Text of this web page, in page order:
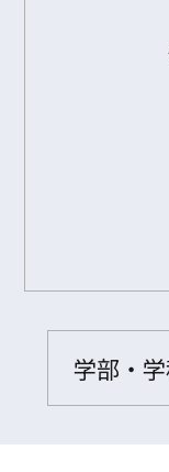
学部・